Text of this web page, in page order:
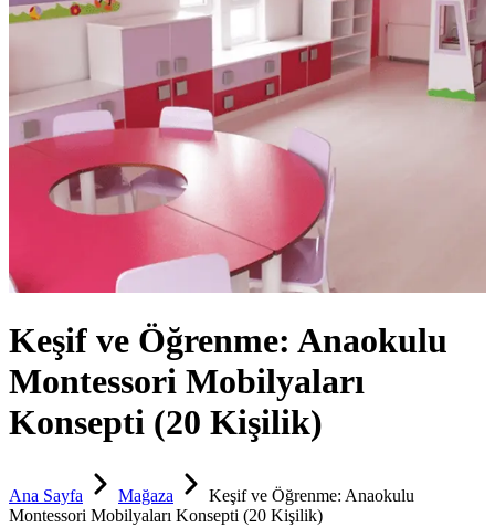
Keşif ve Öğrenme: Anaokulu
Montessori Mobilyaları
Konsepti (20 Kişilik)
Ana Sayfa Mağaza
Keşif ve Öğrenme: Anaokulu
Montessori Mobilyaları Konsepti (20 Kişilik)